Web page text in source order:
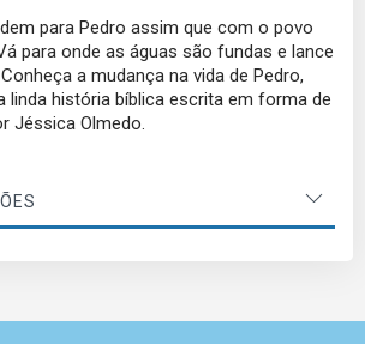
para Pedro assim que com o povo
para onde as águas são fundas e lance
a mudança na vida de Pedro,
linda história bíblica escrita em forma de
Jéssica Olmedo.